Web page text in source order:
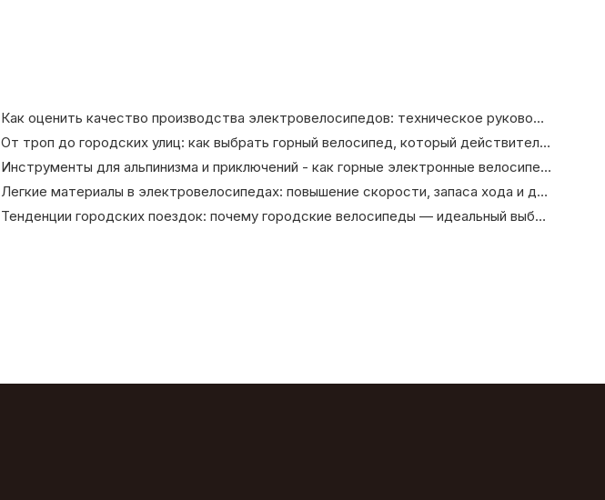
Как оценить качество производства электровелосипедов: техническое руководство для B2B-покупателя
От троп до городских улиц: как выбрать горный велосипед, который действительно вам подходит
Инструменты для альпинизма и приключений - как горные электронные велосипеды меняют опыт езды на велосипеде на открытом воздухе
Легкие материалы в электровелосипедах: повышение скорости, запаса хода и долговечности
Тенденции городских поездок: почему городские велосипеды — идеальный выбор для будущего